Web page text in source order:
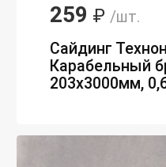
259 ₽ /шт.
Сайдинг
Карабельный
203х3000мм,